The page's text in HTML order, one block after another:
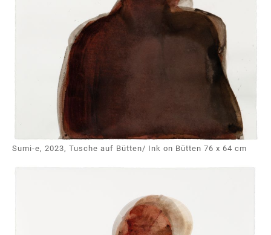
Sumi-e, 2023, Tusche auf Bütten/ Ink on Bütten 76 x 64 cm